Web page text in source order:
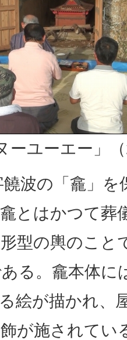
ーユーエー」
波の「龕」を
とはかつて葬
型の輿のこと
る。龕本体に
絵が描かれ、
が施されてい